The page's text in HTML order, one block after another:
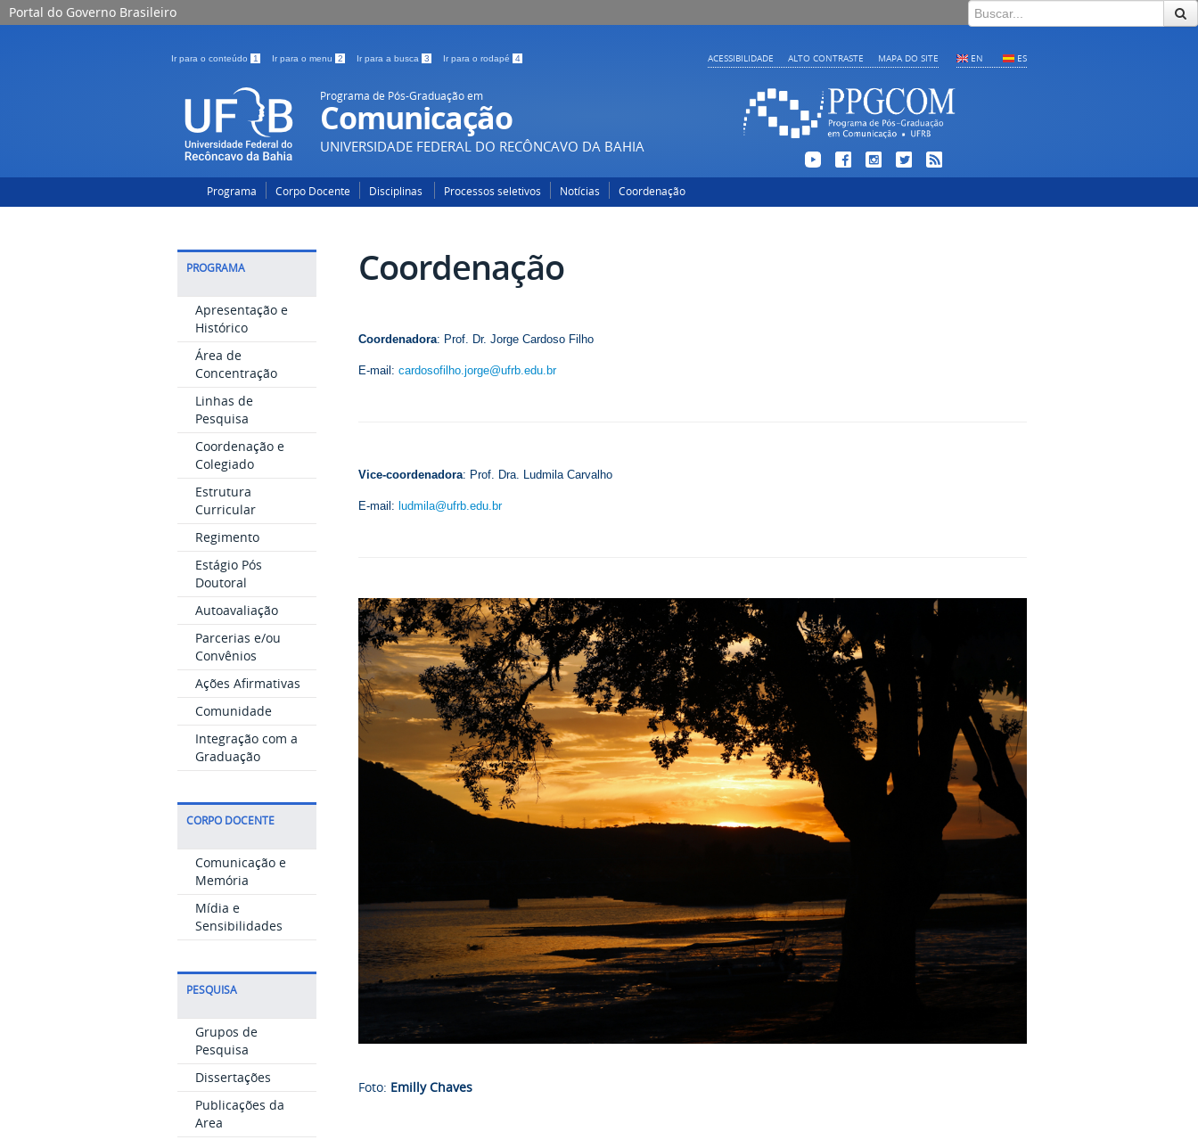
Portal do Governo Brasileiro
Ir para o conteúdo 1 Ir para o menu 2 Ir para a busca 3 Ir para o rodapé 4 EN ES
ACESSIBILIDADE ALTO CONTRASTE MAPA DO SITE
Programa de Pós-Graduação em
Comunicação
UNIVERSIDADE FEDERAL DO RECÔNCAVO DA BAHIA
Programa Corpo Docente Disciplinas Processos seletivos Notícias Coordenação
PROGRAMA
Apresentação e
Histórico
Área de
Concentração
Linhas de
Pesquisa
Coordenação e
Colegiado
Estrutura
Curricular
Regimento
Estágio Pós
Doutoral
Autoavaliação
Parcerias e/ou
Convênios
Ações Afirmativas
Comunidade
Integração com a
Graduação
CORPO DOCENTE
Comunicação e
Memória
Mídia e
Sensibilidades
PESQUISA
Grupos de
Pesquisa
Dissertações
Publicações da
Area
Coordenação
Coordenadora: Prof. Dr. Jorge Cardoso Filho
E-mail: cardosofilho.jorge@ufrb.edu.br
Vice-coordenadora: Prof. Dra. Ludmila Carvalho
E-mail: ludmila@ufrb.edu.br
Foto: Emilly Chaves